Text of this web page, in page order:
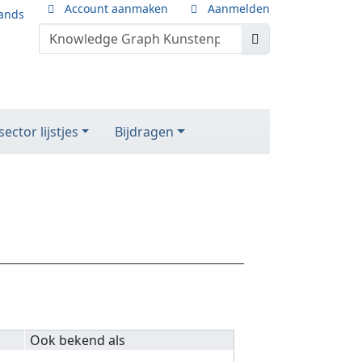
Account aanmaken Aanmelden
lijstjes Bijdragen
Ook bekend als